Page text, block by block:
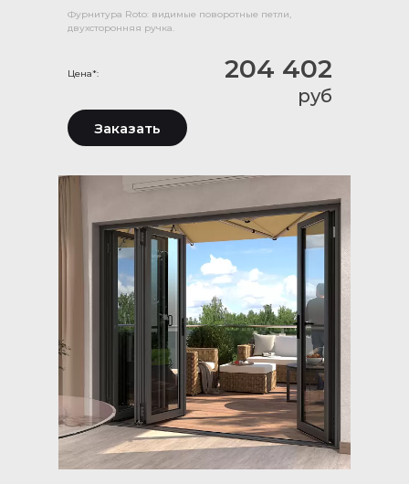
204 402
руб
Цена*:
Фурнитура Roto: видимые поворотные петли,
двухсторонняя ручка.
Заказать